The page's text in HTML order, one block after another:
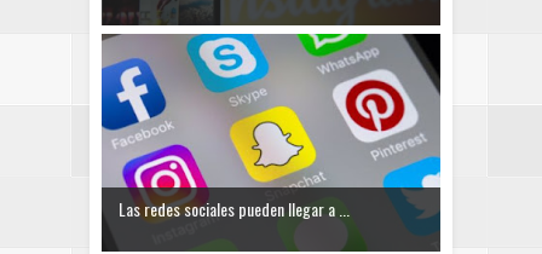
Las redes sociales pueden llegar a ...